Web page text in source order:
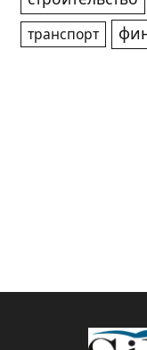
транспорт
золота